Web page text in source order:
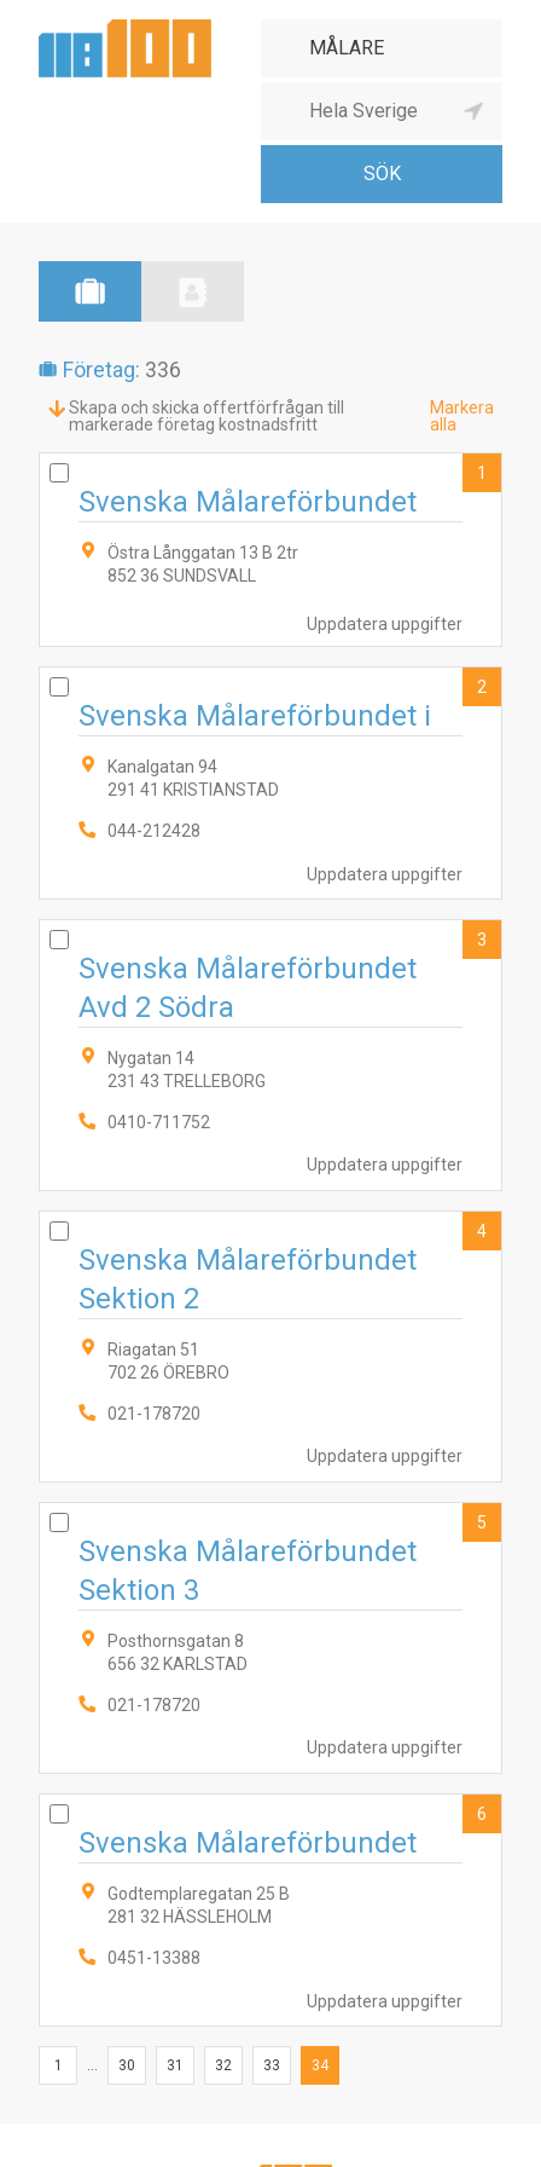
Företag: 336
Skapa och skicka offertförfrågan till
markerade företag kostnadsfritt
Markera
alla
Uppdatera uppgifter
Svenska Målareförbundet
Östra Långgatan 13 B 2tr
852 36 SUNDSVALL
1
Uppdatera uppgifter
Svenska Målareförbundet i
Kanalgatan 94
291 41 KRISTIANSTAD
044-212428
2
Uppdatera uppgifter
Svenska Målareförbundet
Avd 2 Södra
Nygatan 14
231 43 TRELLEBORG
0410-711752
3
Uppdatera uppgifter
Svenska Målareförbundet
Sektion 2
Riagatan 51
702 26 ÖREBRO
021-178720
4
Uppdatera uppgifter
Svenska Målareförbundet
Sektion 3
Posthornsgatan 8
656 32 KARLSTAD
021-178720
5
Uppdatera uppgifter
Svenska Målareförbundet
Godtemplaregatan 25 B
281 32 HÄSSLEHOLM
0451-13388
6
1 ... 30 31 32 33 34